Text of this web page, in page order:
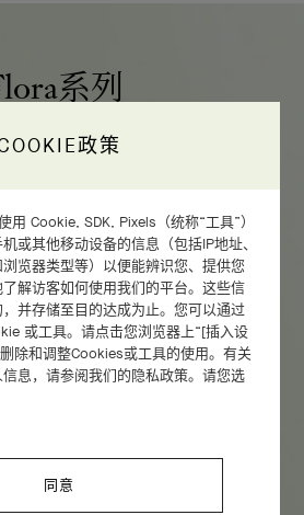
系列
探索此系列政策
用 Cookie, SDK, Pixels（统称“工具”）
或其他移动设备的信息（包括IP地址、
览器类型等）以便能辨识您、提供您
解访客如何使用我们的平台。这些信
并存储至目的达成为止。您可以通过
或工具。请点击您浏览器上“[插入设
除和调整Cookies或工具的使用。有关
息，请参阅我们的隐私政策。请您选
同意